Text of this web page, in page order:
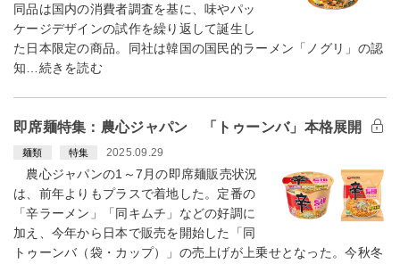
同品は国内の消費者調査を基に、味やパッ
ケージデザインの試作を繰り返して誕生し
た日本限定の商品。同社は韓国の国民的ラーメン「ノグリ」の認
知…続きを読む
即席麺特集：農心ジャパン 「トゥーンバ」本格展開
麺類 特集 2025.09.29
農心ジャパンの1～7月の即席麺販売状況
は、前年よりもプラスで着地した。定番の
「辛ラーメン」「同キムチ」などの好調に
加え、今年から日本で販売を開始した「同
トゥーンバ（袋・カップ）」の売上げが上乗せとなった。今秋冬